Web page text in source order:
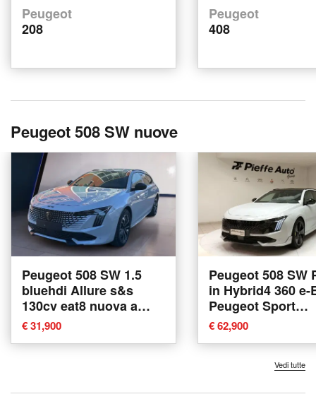
Peugeot
208
Peugeot
408
Peugeot 508 SW nuove
Peugeot 508 SW 1.5
bluehdi Allure s&s
130cv eat8 nuova a
Fisciano
€ 31,900
Peugeot 508 SW
in Hybrid4 360 e-
Peugeot Sport
Engineered
Teramo
€ 62,900
Vedi tutte